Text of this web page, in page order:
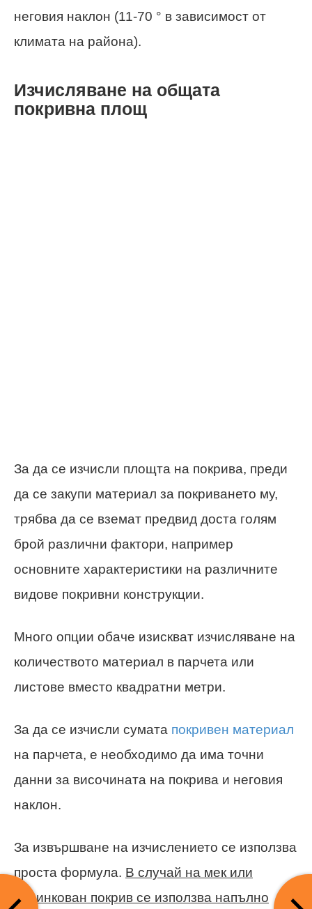
неговия наклон (11-70 ° в зависимост от
климата на района).
Изчисляване на общата
покривна площ
За да се изчисли площта на покрива, преди
да се закупи материал за покриването му,
трябва да се вземат предвид доста голям
брой различни фактори, например
основните характеристики на различните
видове покривни конструкции.
Много опции обаче изискват изчисляване на
количеството материал в парчета или
листове вместо квадратни метри.
За да се изчисли сумата покривен материал
на парчета, е необходимо да има точни
данни за височината на покрива и неговия
наклон.
За извършване на изчислението се използва
проста формула. В случай на мек или
поцинкован покрив се използва напълно